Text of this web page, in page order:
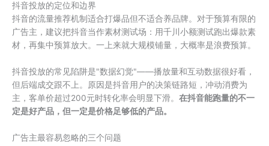
抖音投放的定位和边界
抖音的流量推荐机制适合打爆品但不适合养品牌。对于预算有限的
广告主，建议把抖音当作素材测试场：用千川小额测试跑出爆款素
材，再集中预算放大。一上来就大规模铺量，大概率是浪费预算。
抖音投放的常见陷阱是"数据幻觉"——播放量和互动数据很好看，
但后端成交跟不上。原因是抖音用户的决策链路短，冲动消费为
主，客单价超过200元时转化率会明显下滑。 在抖音能跑量的不一
定是好产品，但一定是价格足够低的产品。
广告主最容易忽略的三个问题